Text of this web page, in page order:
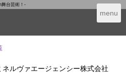
舞台芸術！-
T
o
n
menu
ネルヴァエージェンシー株式会社